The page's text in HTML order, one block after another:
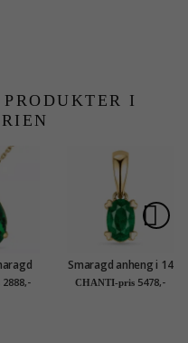
I
2888,-
Smaragd anheng i 14
karat gull 0,26 ct
CHANTI-pris 5478,-